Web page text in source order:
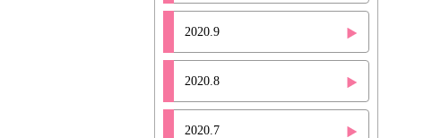
2020.9
2020.8
2020.7